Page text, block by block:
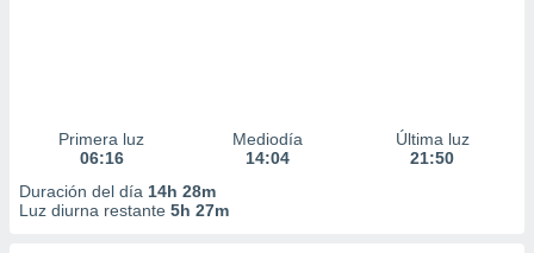
Primera luz
06:16
Mediodía
14:04
Última luz
21:50
Duración del día 14h 28m
Luz diurna restante 5h 27m